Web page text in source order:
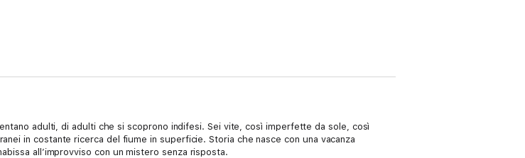
adulti, di adulti che si scoprono indifesi. Sei vite, così imperfette da sole, così
in costante ricerca del fiume in superficie. Storia che nasce con una vacanza
all’improvviso con un mistero senza risposta.